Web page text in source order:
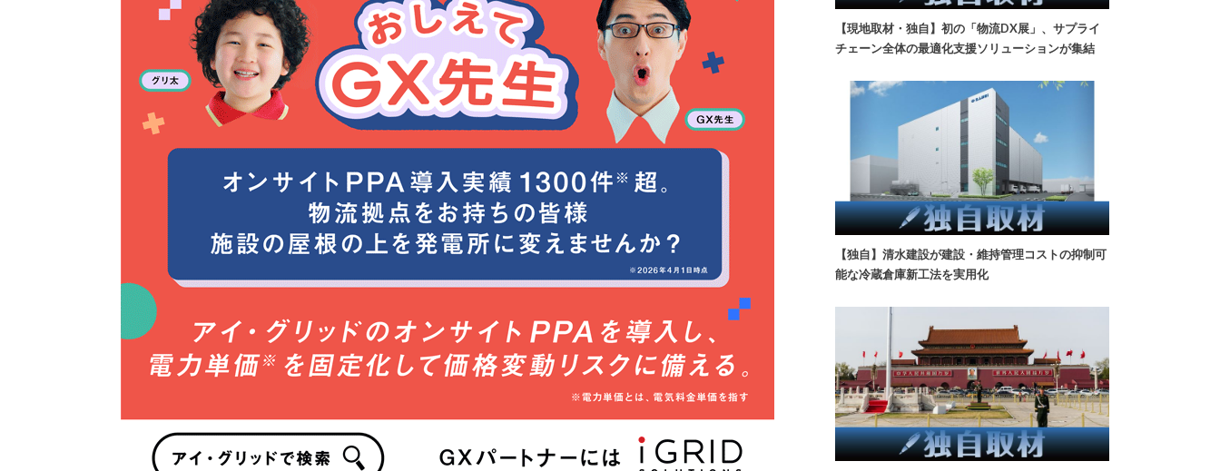
【現地取材・独自】初の「物流DX展」、サプライ
チェーン全体の最適化支援ソリューションが集結
【独自】清水建設が建設・維持管理コストの抑制可
能な冷蔵倉庫新工法を実用化